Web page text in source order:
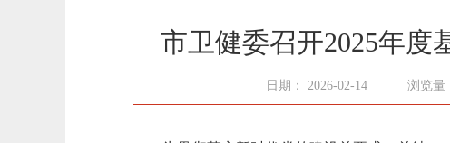
市卫健委召开2025年度
日期： 2026-02-14 浏览量